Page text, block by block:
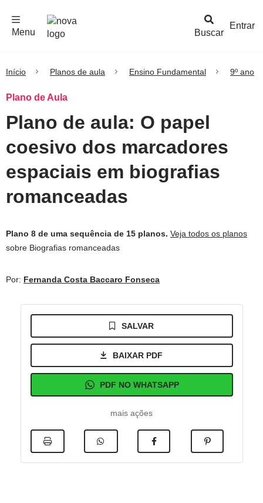
Buscar
Menu
Entrar
Início Planos de aula Ensino Fundamental 9º ano
Plano de Aula
Plano de aula: O papel
coesivo dos marcadores
espaciais em biografias
romanceadas
Plano 8 de uma sequência de 15 planos. Veja todos os planos
sobre Biografias romanceadas
Por: Fernanda Costa Baccaro Fonseca
SALVAR
BAIXAR PDF
PDF NO WHATSAPP
mais ações